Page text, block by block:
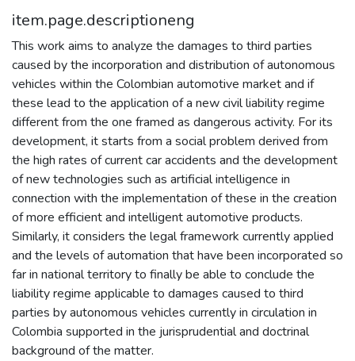
item.page.descriptioneng
This work aims to analyze the damages to third parties
caused by the incorporation and distribution of autonomous
vehicles within the Colombian automotive market and if
these lead to the application of a new civil liability regime
different from the one framed as dangerous activity. For its
development, it starts from a social problem derived from
the high rates of current car accidents and the development
of new technologies such as artificial intelligence in
connection with the implementation of these in the creation
of more efficient and intelligent automotive products.
Similarly, it considers the legal framework currently applied
and the levels of automation that have been incorporated so
far in national territory to finally be able to conclude the
liability regime applicable to damages caused to third
parties by autonomous vehicles currently in circulation in
Colombia supported in the jurisprudential and doctrinal
background of the matter.